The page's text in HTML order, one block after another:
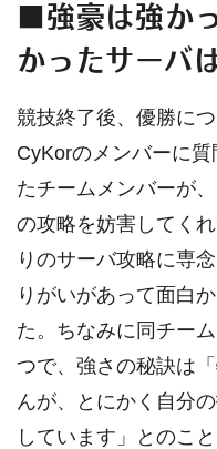
■強豪は強か
かったサーバ
競技終了後、優勝に
CyKorのメンバーに
たチームメンバーが
の攻略を妨害してく
りのサーバ攻略に専
りがいがあって面白
た。ちなみに同チー
つで、強さの秘訣は
んが、とにかく自分
しています」とのこと